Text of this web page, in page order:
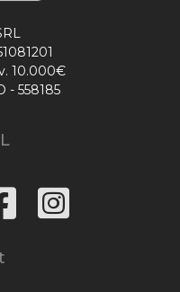
10.000€
- 558185